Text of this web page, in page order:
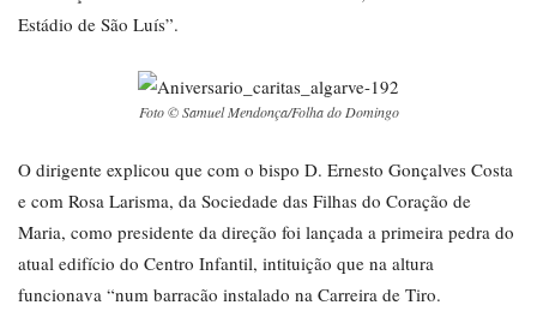
Estádio de São Luís”.
Foto © Samuel Mendonça/Folha do Domingo
O dirigente explicou que com o bispo D. Ernesto Gonçalves Costa
e com Rosa Larisma, da Sociedade das Filhas do Coração de
Maria, como presidente da direção foi lançada a primeira pedra do
atual edifício do Centro Infantil, intituição que na altura
funcionava “num barracão instalado na Carreira de Tiro.